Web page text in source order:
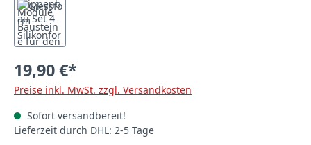
19,90 €*
Preise inkl. MwSt. zzgl. Versandkosten
Sofort versandbereit!
Lieferzeit durch DHL: 2-5 Tage